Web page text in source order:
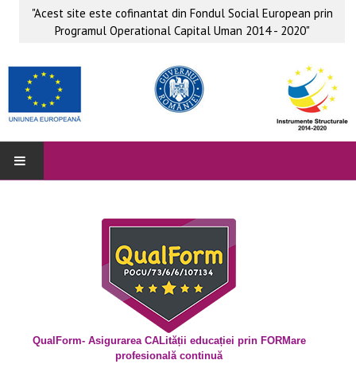
"Acest site este cofinantat din Fondul Social European prin
Programul Operational Capital Uman 2014 - 2020"
Beneficii
Activităţile proiectului
QualForm- Asigurarea CALității educației prin FORMare
profesională continuă